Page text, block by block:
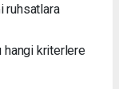
ruhsatlara
hangi kriterlere